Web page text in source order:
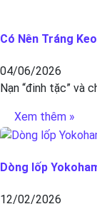
Có Nên Tráng
04/06/2026
Nạn “đinh tặc” và
Xem thêm »
Dòng lốp
12/02/2026